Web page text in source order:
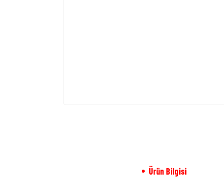
Ürün Bilgisi